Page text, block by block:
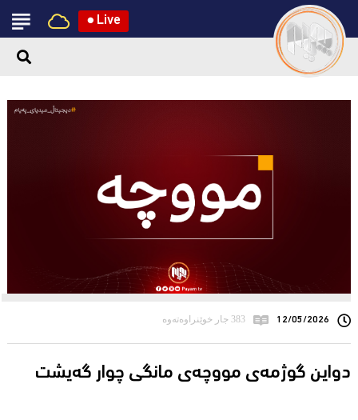
● Live
12/05/2026 383 جار خوێنراوەتەوە
دواین گوژمه‌ی مووچه‌ی مانگی چوار گه‌یشت